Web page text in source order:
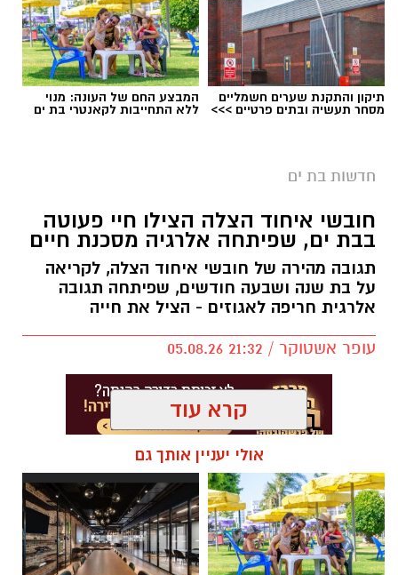
תיקון והתקנת שערים חשמליים
מסחר תעשיה ובתים פרטיים >>>
המבצע החם של העונה: מנוי
ללא התחייבות לקאנטרי בת ים
חדשות בת ים
חובשי איחוד הצלה הצילו חיי פעוטה
בבת ים, שפיתחה אלרגיה מסכנת חיים
תגובה מהירה של חובשי איחוד הצלה, לקריאה
על בת שנה ושבעה חודשים, שפיתחה תגובה
אלרגית חריפה לאגוזים - הציל את חייה
עופר אשטוקר / 21:32 05.08.26
תגים:איחוד הצלה בת ים
קרא עוד
אולי יעניין אותך גם